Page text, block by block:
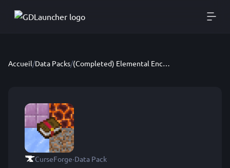
Accueil/Data Packs/ (Completed) Elemental Enchantments [Datapack]
CurseForge·Data Pack